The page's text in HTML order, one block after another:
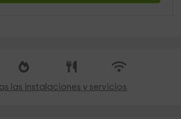
las instalaciones y servicios